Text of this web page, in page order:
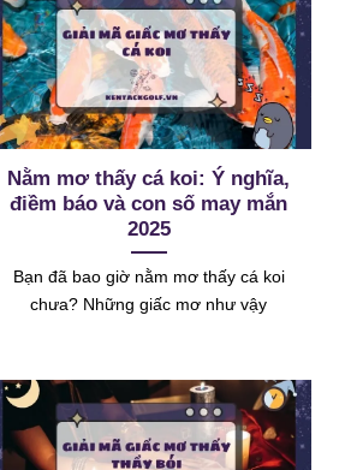
Nằm mơ thấy cá koi: Ý nghĩa,
điềm báo và con số may mắn
2025
Bạn đã bao giờ nằm mơ thấy cá koi
chưa? Những giấc mơ như vậy